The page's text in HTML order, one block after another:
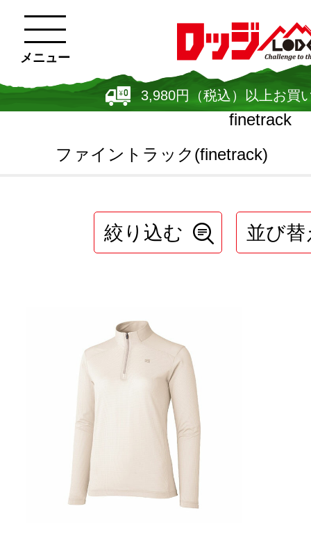
3,980円（税込）以上お買
メニュー
finetrack
ファイントラック(finetrack)
絞り込む 並び替